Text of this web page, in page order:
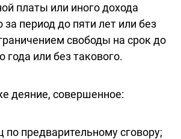
платы или иного дохода
за период до пяти лет или без
свободы на срок до
года или без такового.
деяние, совершенное:
по предварительному сговору;